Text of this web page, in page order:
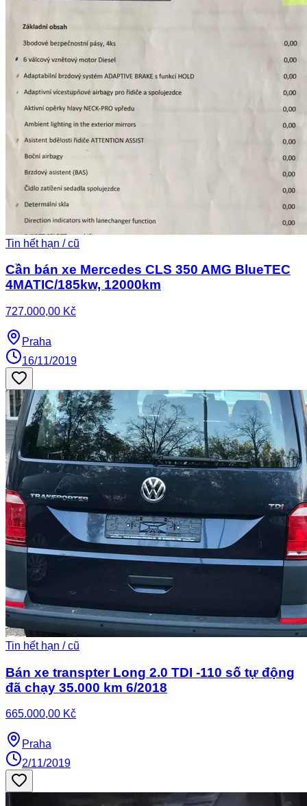
Tin hết hạn / cũ
Cần bán xe Mercedes CLS 350 AMG BlueTEC
4MATIC/185kw, 12000km
727.000,00 Kč
Praha
16/11/2019
Tin hết hạn / cũ
Bán xe transpter Long 2.0 TDI -110 số tự động
đã chạy 35.000 km 6/2018
665.000,00 Kč
Praha
2/11/2019